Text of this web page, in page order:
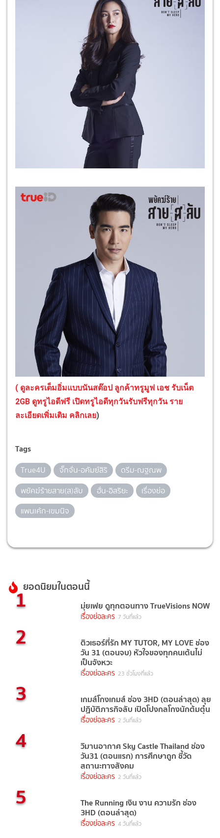
( ดูละครเต็มอิ่มแบบนันสต๊อป ลูกค้าทรูมูฟ เอช รับเน็ต
2GB ดูทรูไอดีฟรี เปิดทรูไอดีทุกวันรับฟรีทุกวัน ราย
ละเอียดเพิ่มเติม คลิกเลย)
Tags
True4U จั๊กจั่น-อคัมย์สิริ
ดรีม-ณฐณพ
พยัคฆ์ร้ายสาย(ส)ลับ
ฮั่น-อิสริยะ
เรื่องย่อ
แพนเค้ก-เขมนิจ
ยอดนิยมในตอนนี้
1 มุ่ยเฟย ดูทุกตอนทาง TrueVisions NOW
เรื่องย่อละคร 7 วันที่แล้ว
2 ติวเธอร์ที่รัก MY TUTOR, MY LOVE ช่อง
วัน 31 (ตอนจบ) หัวใจของทุกคนเต้นไม่
เป็นจังหวะ
เรื่องย่อละคร 23 ชั่วโมงที่แล้ว
3 เกมส์โกงเกมส์ ช่อง 3HD (ตอนล่าสุด) ลุย
ปฏิบัติภารกิจลับ เปิดโปงกลโกงนักต้มตุ๋น
เรื่องย่อละคร 2 วันที่แล้ว
4 วิมานอากาศ Sky Castle Thailand ช่อง
วัน31 (ตอนแรก) การศึกษาถูก ชี้วัด
สถานะทางสังคม
เรื่องย่อละคร 2 วันที่แล้ว
5 The Running เงิน งาน ความรัก ช่อง
3HD (ตอนล่าสุด)
เรื่องย่อละคร 4 วันที่แล้ว